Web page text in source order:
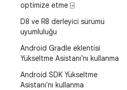
optimize etme ⍈
D8 ve R8 derleyici sürümü
uyumluluğu
Android Gradle eklentisi
Yükseltme Asistanı'nı kullanma
Android SDK Yükseltme
Asistanı'nı kullanma